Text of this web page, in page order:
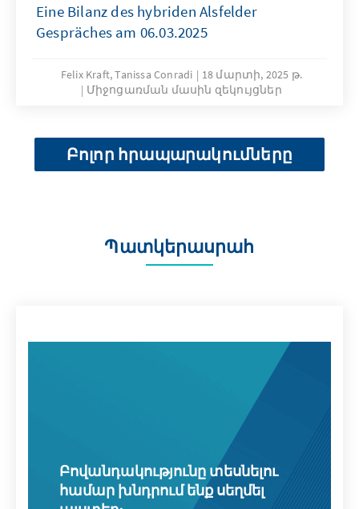
Eine Bilanz des hybriden Alsfelder
Gespräches am 06.03.2025
Felix Kraft, Tanissa Conradi
18 մարտի, 2025 թ.
Միջոցառման մասին զեկույցներ
Բոլոր հրապարակումները
Պատկերասրահ
Բովանդակությունը տեսնելու
համար խնդրում ենք սեղմել